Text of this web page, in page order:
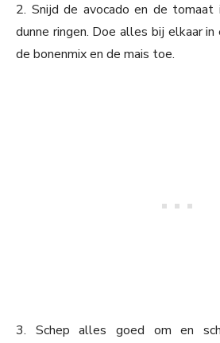
2. Snijd de avocado en de
dunne ringen. Doe alles bij elkaar
de bonenmix en de mais toe.
3. Schep alles goed om en